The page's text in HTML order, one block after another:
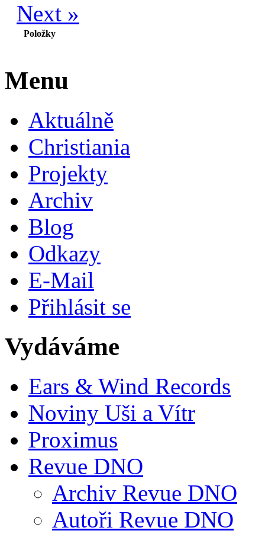
Next »
Položky
Menu
Aktuálně
Christiania
Projekty
Archiv
Blog
Odkazy
E-Mail
Přihlásit se
Vydáváme
Ears & Wind Records
Noviny Uši a Vítr
Proximus
Revue DNO
Archiv Revue DNO
Autoři Revue DNO